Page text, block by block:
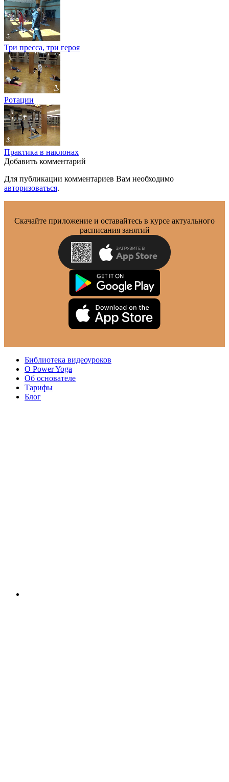
Три пресса, три героя
Ротации
Практика в наклонах
Добавить комментарий
Для публикации комментариев Вам необходимо
авторизоваться.
Скачайте приложение и оставайтесь в курсе актуального
расписания занятий
Библиотека видеоуроков
О Power Yoga
Об основателе
Тарифы
Блог